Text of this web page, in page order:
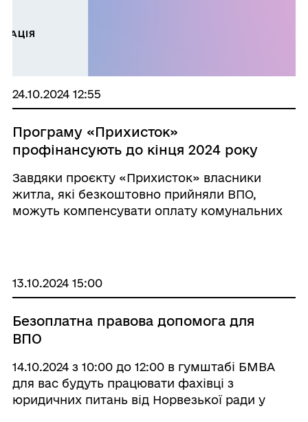
24.10.2024 12:55
Програму «Прихисток»
профінансують до кінця 2024 року
Завдяки проєкту «Прихисток» власники
житла, які безкоштовно прийняли ВПО,
можуть компенсувати оплату комунальних
13.10.2024 15:00
Безоплатна правова допомога для
ВПО
14.10.2024 з 10:00 до 12:00 в гумштабі БМВА
для вас будуть працювати фахівці з
юридичних питань від Норвезької ради у